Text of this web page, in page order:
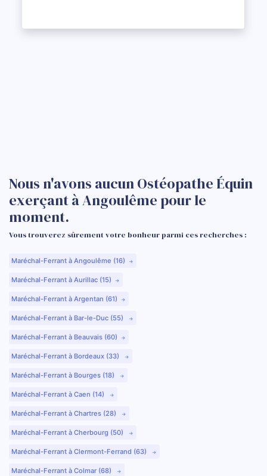
Nous n'avons aucun Ostéopathe Équin
exerçant à Angoulême pour le
moment.
Vous trouverez sûrement votre bonheur parmi ces recherches :
Maréchal-Ferrant à Angoulême (16)
Maréchal-Ferrant à Aurillac (15)
Maréchal-Ferrant à Argentan (61)
Maréchal-Ferrant à Bar-le-Duc (55)
Maréchal-Ferrant à Beauvais (60)
Maréchal-Ferrant à Bordeaux (33)
Maréchal-Ferrant à Bourges (18)
Maréchal-Ferrant à Caen (14)
Maréchal-Ferrant à Chartres (28)
Maréchal-Ferrant à Cherbourg (50)
Maréchal-Ferrant à Clermont-Ferrand (63)
Maréchal-Ferrant à Colmar (68)